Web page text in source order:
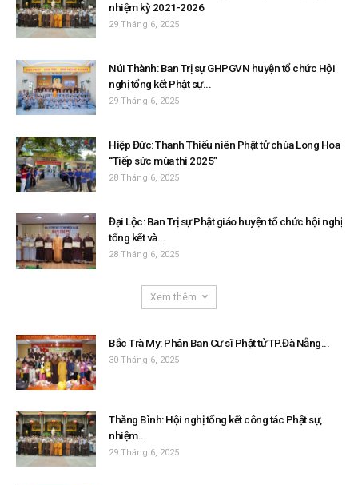
nhiệm kỳ 2021-2026
29 Tháng 6, 2025
Núi Thành: Ban Trị sự GHPGVN huyện tổ chức Hội
nghị tổng kết Phật sự...
29 Tháng 6, 2025
Hiệp Đức: Thanh Thiếu niên Phật tử chùa Long Hoa
“Tiếp sức mùa thi 2025”
28 Tháng 6, 2025
Đại Lộc: Ban Trị sự Phật giáo huyện tổ chức hội nghị
tổng kết và...
28 Tháng 6, 2025
Xem thêm
Bắc Trà My: Phân Ban Cư sĩ Phật tử TP.Đà Nẵng...
30 Tháng 6, 2025
Thăng Bình: Hội nghị tổng kết công tác Phật sự,
nhiệm...
29 Tháng 6, 2025